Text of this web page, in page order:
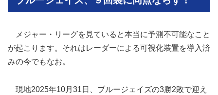
メジャー・リーグを見ていると本当に予測不可能なこと
が起こります。それはレーダーによる可視化装置を導入済
みの今でもなお。
現地2025年10月31日、ブルージェイズの3勝2敗で迎え